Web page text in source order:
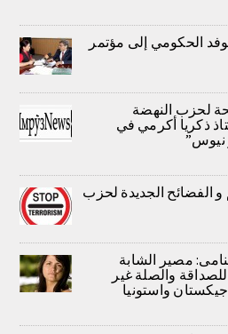
الحكومي إلى مؤتمر
لحزب النهضة
ذكريا أكرمي في
نيوس”
و الفضائح الجديدة لحزب
مصير الشابة
والصلة غير
واستونيا